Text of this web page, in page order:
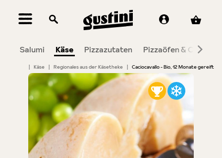
springen
Salumi Käse Pizzazutaten Pizzaöfen & Co.
| Käse | Regionales aus der Käsetheke | Caciocavallo - Bio, 12 Monate gereift
Bildergalerie überspringen